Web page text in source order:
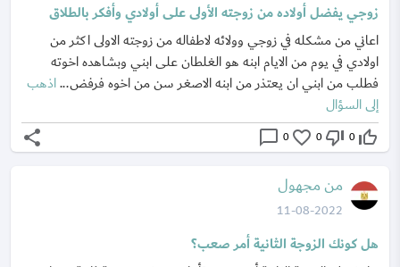
زوجي يفضل أولاده من زوجته الأولى على أولادي وأفكر بالطلاق
اعاني من مشكله في زوجي وولائه لاطفاله من زوجته الاولى اكثر من
اولادي في يوم من الايام ابنه هو الغلطان على ابني وبشاهده اخوته
فطلب من ابني ان يعتذر من ابنه الاصغر سن من اخوه فرفض...اذهب
إلى السؤال
thumb_up_off_alt
0
thumb_down_off_alt
0
favorite_border
0
chat_bubble_outline
share
من مجهول
11-08-2022
هل كونك الزوجة الثانية أمر صعب؟